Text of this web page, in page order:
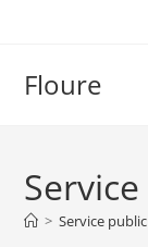
Floure
> Service